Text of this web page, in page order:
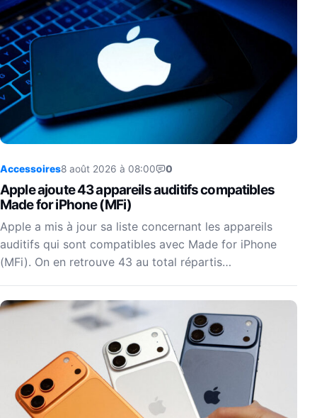
Accessoires8 août 2026 à 08:00 0
Apple ajoute 43 appareils auditifs compatibles
Made for iPhone (MFi)
Apple a mis à jour sa liste concernant les appareils
auditifs qui sont compatibles avec Made for iPhone
(MFi). On en retrouve 43 au total répartis…